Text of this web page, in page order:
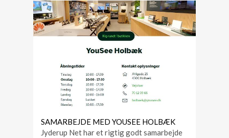
SAMARBEJDE MED YOUSEE HOLBÆK
Jyderup Net har et rigtig godt samarbejde